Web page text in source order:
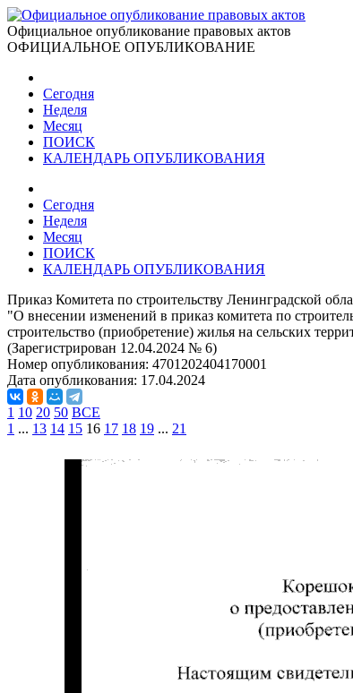
Официальное опубликование правовых актов
ОФИЦИАЛЬНОЕ ОПУБЛИКОВАНИЕ
Сегодня
Неделя
Месяц
ПОИСК
КАЛЕНДАРЬ ОПУБЛИКОВАНИЯ
Сегодня
Неделя
Месяц
ПОИСК
КАЛЕНДАРЬ ОПУБЛИКОВАНИЯ
Приказ Комитета по строительству Ленинградской
"О внесении изменений в приказ комитета по
строительство (приобретение) жилья на сельских
(Зарегистрирован 12.04.2024 № 6)
Номер опубликования: 4701202404170001
Дата опубликования: 17.04.2024
1 10 20 50 ВСЕ
1 ... 13 14 15 16 17 18 19 ... 21